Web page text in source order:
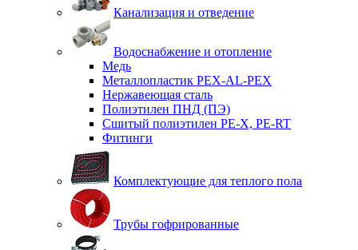
Канализация и отведение
Водоснабжение и отопление
Медь
Металлопластик PEX-AL-PEX
Нержавеющая сталь
Полиэтилен ПНД (ПЭ)
Сшитый полиэтилен PE-X, PE-RT
Фитинги
Комплектующие для теплого пола
Трубы гофрированные